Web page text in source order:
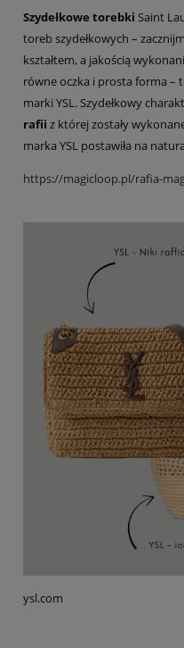
Szydełkowe torebki Saint
toreb szydełkowych –
kształtem, a jakością
równe oczka i prosta forma –
marki YSL. Szydełkowy
rafii z której zostały
marka YSL postawiła na
https://magicloop.pl/rafia-
ysl.com